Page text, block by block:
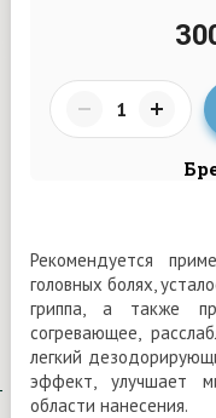
Рекомендуется
головных болях,
гриппа, а также
согревающее,
легкий
эффект, улучшает
области нанесения.